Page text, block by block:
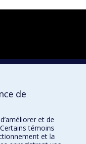
de
et de
témoins
et la